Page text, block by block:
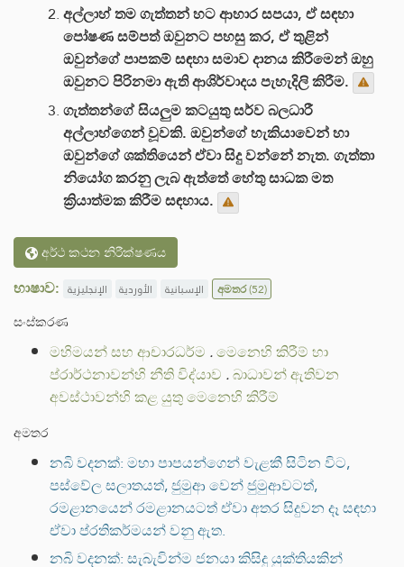
අල්ලාහ් තම ගැත්තන් හට ආහාර සපයා, ඒ සඳහා
පෝෂණ සම්පත් ඔවුනට පහසු කර, ඒ තුළින්
ඔවුන්ගේ පාපකම් සඳහා සමාව දානය කිරීමෙන් ඔහු
ඔවුනට පිරිනමා ඇති ආශිර්වාදය පැහැදිලි කිරීම.
ගැත්තන්ගේ සියලුම කටයුතු සර්ව බලධාරී
අල්ලාහ්ගෙන් වූවකි. ඔවුන්ගේ හැකියාවෙන් හා
ඔවුන්ගේ ශක්තියෙන් ඒවා සිදු වන්නේ නැත. ගැත්තා
නියෝග කරනු ලැබ ඇත්තේ හේතු සාධක මත
ක්‍රියාත්මක කිරීම සඳහාය.
අර්ථ කථන නිරීක්ෂණය
භාෂාව: الإنجليزية الأوردية الإسبانية අමතර(52)
සංස්කරණ
මහිමයන් සහ ආචාරධර්ම .මෙනෙහි කිරීම් හා
ප්රාර්ථනාවන්හි නීති විද්යාව .බාධාවන් ඇතිවන
අවස්ථාවන්හි කළ යුතු මෙනෙහි කිරීම්
අමතර
නබි වදනක්: මහා පාපයන්ගෙන් වැළකී සිටින විට,
පස්වේල සලාතයත්, ජුමුආ වෙන් ජුමුආවටත්,
රමළානයෙන් රමළානයටත් ඒවා අතර සිදුවන දෑ සඳහා
ඒවා ප්රතිකර්මයන් වනු ඇත.
නබි වදනක්: සැබැවින්ම ජනයා කිසිදු යුක්තියකින්